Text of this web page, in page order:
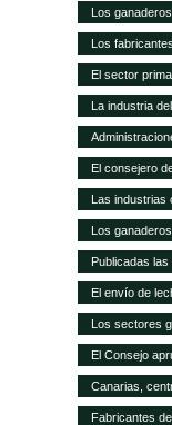
Los
en ayudas
Los
sequía en
El sector
millones
La industria
asamblea
trabajan en el
El consejero
subvenciones
de Europa
Las industrias
porcino
Los
atrasadas
Publicadas
en mataderos
El envío de
cabras
Los sectores
Montoro que
El Consejo
vacuno
Canarias,
Fabricantes